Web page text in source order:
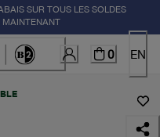
SUR TOUS LES SOLDES
0 EN